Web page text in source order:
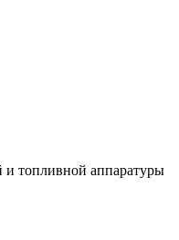
и топливной аппаратуры